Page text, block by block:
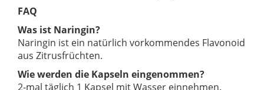
FAQ
Was ist Naringin?
Naringin ist ein natürlich vorkommendes Flavonoid
aus Zitrusfrüchten.
Wie werden die Kapseln eingenommen?
2-mal täglich 1 Kapsel mit Wasser einnehmen.